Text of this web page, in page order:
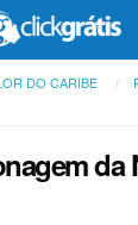
DO CARIBE
da